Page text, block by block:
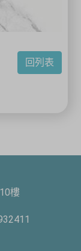
回列表
樓